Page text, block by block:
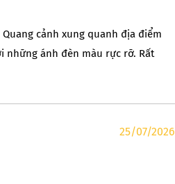
cảnh xung quanh địa điểm
ánh đèn màu rực rỡ. Rất
25/07/2026